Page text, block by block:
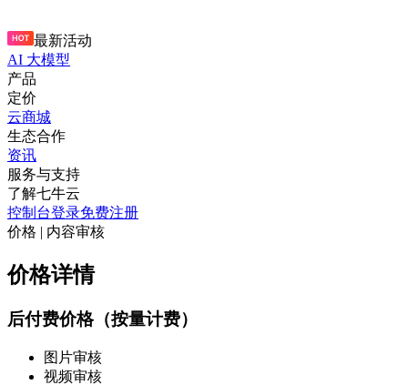
最新活动
AI 大模型
产品
定价
云商城
生态合作
资讯
服务与支持
了解七牛云
控制台登录免费注册
价格 | 内容审核
价格详情
后付费价格（按量计费）
图片审核
视频审核